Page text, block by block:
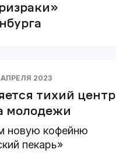
2023
тихий центр
молодежи
новую кофейню
пекарь»